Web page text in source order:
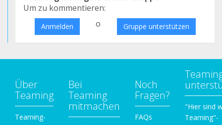
Um zu kommentieren:
Anmelden o Gruppe unterstützen
Über
Teaming
Teaming-
Bei
Teaming
mitmachen
Noch
Fragen?
FAQs
"Hier sind
Teaming"-